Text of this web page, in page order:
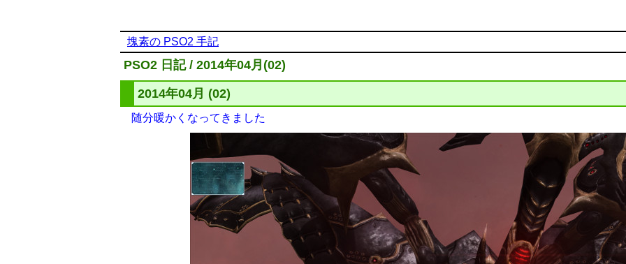
塊素の PSO2 手記
PSO2 日記 / 2014年04月(02)
2014年04月 (02)
随分暖かくなってきました